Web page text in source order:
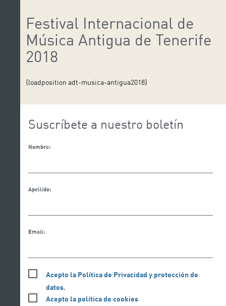
Festival Internacional de
Música Antigua de Tenerife
2018
{loadposition adt-musica-antigua2018}
Suscríbete a nuestro boletín
Nombre:
Apellido:
Email:
Acepto la Política de Privacidad y protección de
datos.
Acepto la política de cookies